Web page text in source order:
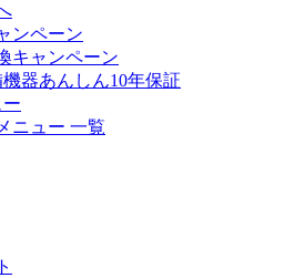
ンペーン
キャンペーン
器あんしん10年保証
ニュー 一覧